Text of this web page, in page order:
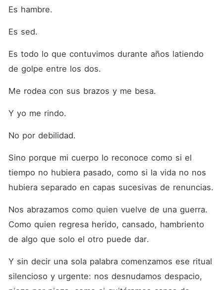
Es hambre.
Es sed.
Es todo lo que contuvimos durante años latiendo
de golpe entre los dos.
Me rodea con sus brazos y me besa.
Y yo me rindo.
No por debilidad.
Sino porque mi cuerpo lo reconoce como si el
tiempo no hubiera pasado, como si la vida no nos
hubiera separado en capas sucesivas de renuncias.
Nos abrazamos como quien vuelve de una guerra.
Como quien regresa herido, cansado, hambriento
de algo que solo el otro puede dar.
Y sin decir una sola palabra comenzamos ese ritual
silencioso y urgente: nos desnudamos despacio,